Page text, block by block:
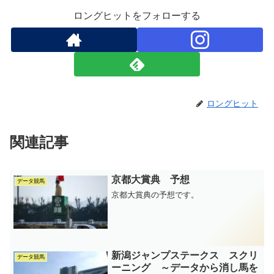
ロングヒットをフォローする
ロングヒット
関連記事
データ競馬 京都大賞典 予想
京都大賞典の予想です。
データ競馬
新潟ジャンプステークス スクリ
ーニング ～データから消し馬を